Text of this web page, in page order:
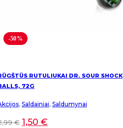
-50%
RUTULIUKAI DR. SOUR SHOCK
72G
, Saldainiai, Saldumynai
€ 1,50 €